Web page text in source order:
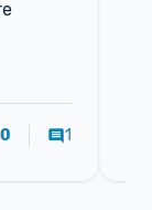
0 1